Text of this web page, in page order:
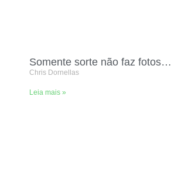
Somente sorte não faz fotos…
Chris Dornellas
Leia mais »